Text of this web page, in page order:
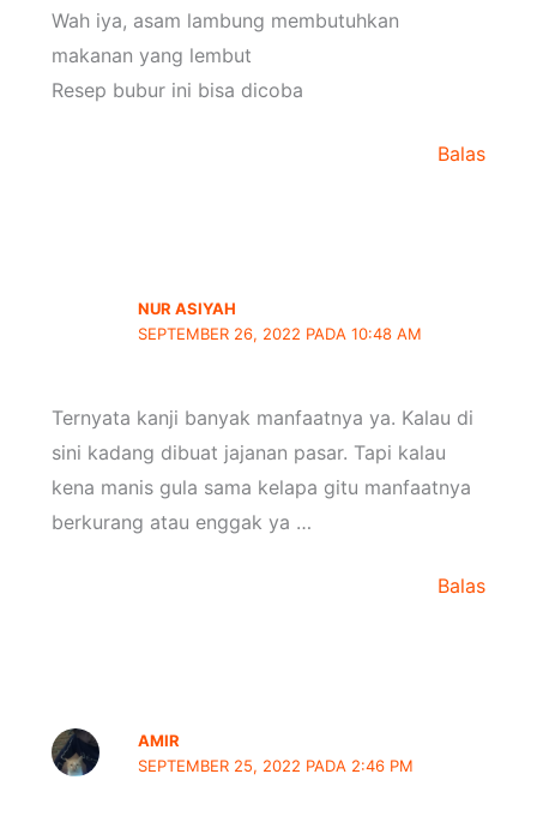
Wah iya, asam lambung membutuhkan
makanan yang lembut
Resep bubur ini bisa dicoba
Balas
NUR ASIYAH
SEPTEMBER 26, 2022 PADA 10:48 AM
Ternyata kanji banyak manfaatnya ya. Kalau di
sini kadang dibuat jajanan pasar. Tapi kalau
kena manis gula sama kelapa gitu manfaatnya
berkurang atau enggak ya …
Balas
AMIR
SEPTEMBER 25, 2022 PADA 2:46 PM